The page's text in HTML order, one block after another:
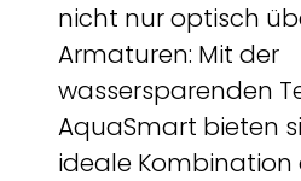
nicht nur optisch
Armaturen: Mit der
wassersparenden
AquaSmart bieten
ideale Kombination